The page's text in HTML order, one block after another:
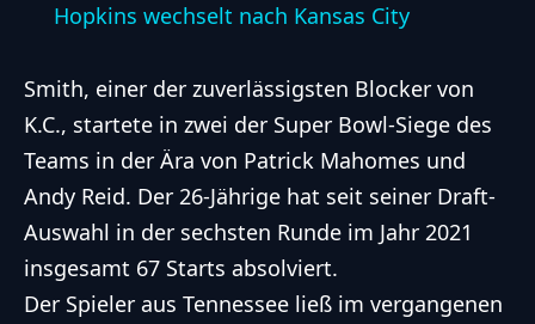
Hopkins wechselt nach Kansas City
Smith, einer der zuverlässigsten Blocker von
K.C., startete in zwei der Super Bowl-Siege des
Teams in der Ära von Patrick Mahomes und
Andy Reid. Der 26-Jährige hat seit seiner Draft-
Auswahl in der sechsten Runde im Jahr 2021
insgesamt 67 Starts absolviert.
Der Spieler aus Tennessee ließ im vergangenen